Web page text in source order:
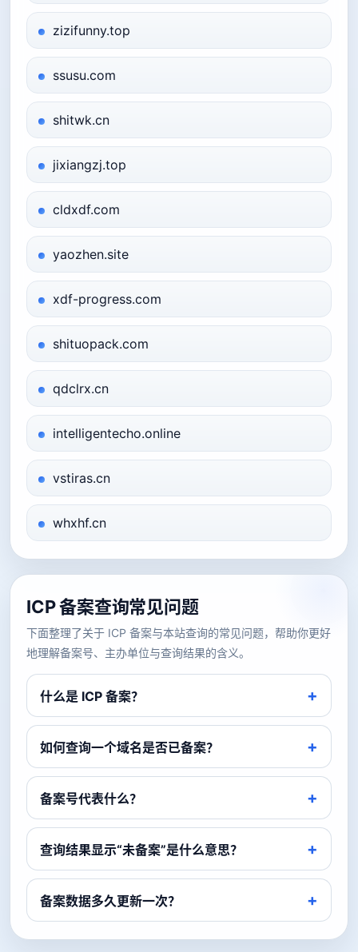
zizifunny.top
ssusu.com
shitwk.cn
jixiangzj.top
cldxdf.com
yaozhen.site
xdf-progress.com
shituopack.com
qdclrx.cn
intelligentecho.online
vstiras.cn
whxhf.cn
ICP 备案查询常见问题
下面整理了关于 ICP 备案与本站查询的常见问题，帮助你更好
地理解备案号、主办单位与查询结果的含义。
什么是 ICP 备案？
如何查询一个域名是否已备案？
备案号代表什么？
查询结果显示“未备案”是什么意思？
备案数据多久更新一次？